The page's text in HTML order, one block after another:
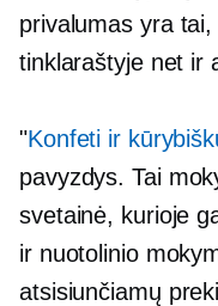
privalumas yra
tinklaraštyje net ir
"Konfeti ir
pavyzdys. Tai
svetainė, kurioje
ir nuotolinio
atsisiunčiamų